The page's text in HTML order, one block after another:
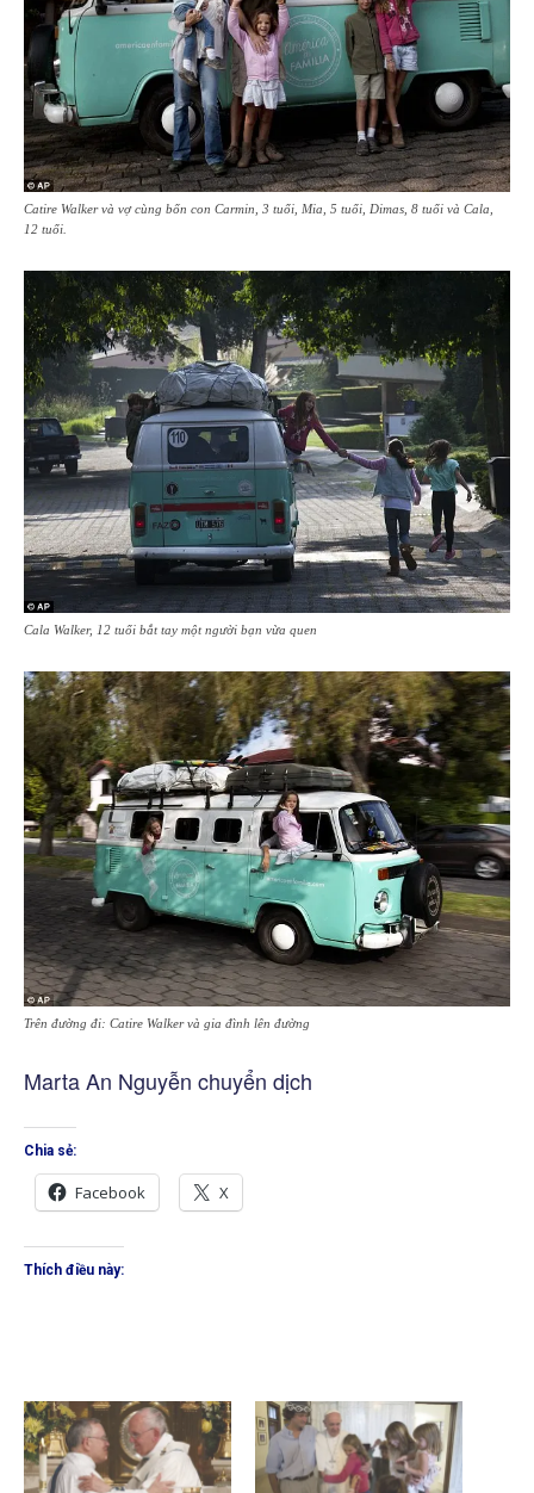
Catire Walker và vợ cùng bốn con Carmin, 3 tuổi, Mia, 5 tuổi, Dimas, 8 tuổi và Cala,
12 tuổi.
Cala Walker, 12 tuổi bắt tay một người bạn vừa quen
Trên đường đi: Catire Walker và gia đình lên đường
Marta An Nguyễn chuyển dịch
Chia sẻ:
Facebook X
Thích điều này: